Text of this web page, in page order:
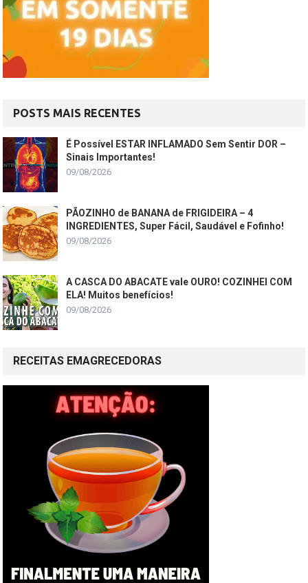
POSTS MAIS RECENTES
É Possível ESTAR INFLAMADO Sem Sentir DOR –
Sinais Importantes!
09/08/2026
PÃOZINHO de BANANA de FRIGIDEIRA – 4
INGREDIENTES, Super Fácil, Saudável e Fofinho!
09/08/2026
A CASCA DO ABACATE vale OURO! COZINHEI COM
ELA! Muitos benefícios!
09/08/2026
RECEITAS EMAGRECEDORAS